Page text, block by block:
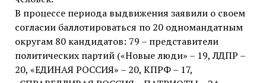
В процессе периода выдвижения заявили о своем
согласии баллотироваться по 20 одномандатным
округам 80 кандидатов: 79 – представители
политических партий («Новые люди» – 19, ЛДПР –
20, «ЕДИНАЯ РОССИЯ» – 20, КПРФ – 17,